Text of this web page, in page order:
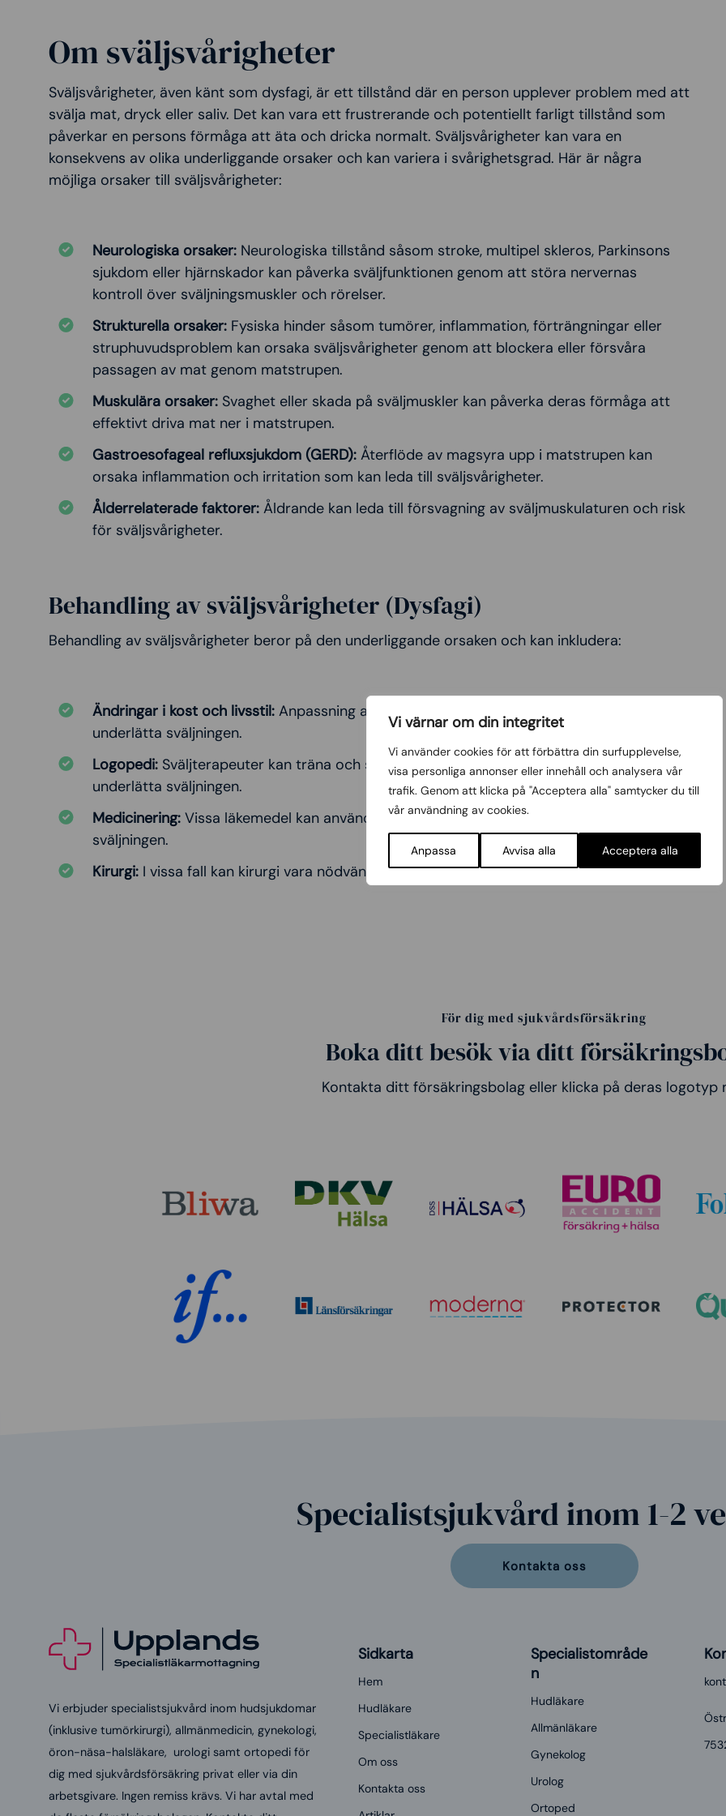
Vi värnar om din integritet
Vi använder cookies för att förbättra din surfupplevelse,
visa personliga annonser eller innehåll och analysera vår
trafik. Genom att klicka på "Acceptera alla" samtycker du till
vår användning av cookies.
Anpassa Avvisa alla Acceptera alla
Om sväljsvårigheter
Sväljsvårigheter, även känt som dysfagi, är ett tillstånd där en person upplever problem med att
svälja mat, dryck eller saliv. Det kan vara ett frustrerande och potentiellt farligt tillstånd som
påverkar en persons förmåga att äta och dricka normalt. Sväljsvårigheter kan vara en
konsekvens av olika underliggande orsaker och kan variera i svårighetsgrad. Här är några
möjliga orsaker till sväljsvårigheter:
Neurologiska orsaker: Neurologiska tillstånd såsom stroke, multipel skleros, Parkinsons
sjukdom eller hjärnskador kan påverka sväljfunktionen genom att störa nervernas
kontroll över sväljningsmuskler och rörelser.
Strukturella orsaker: Fysiska hinder såsom tumörer, inflammation, förträngningar eller
struphuvudsproblem kan orsaka sväljsvårigheter genom att blockera eller försvåra
passagen av mat genom matstrupen.
Muskulära orsaker: Svaghet eller skada på sväljmuskler kan påverka deras förmåga att
effektivt driva mat ner i matstrupen.
Gastroesofageal refluxsjukdom (GERD): Återflöde av magsyra upp i matstrupen kan
orsaka inflammation och irritation som kan leda till sväljsvårigheter.
Ålderrelaterade faktorer: Åldrande kan leda till försvagning av sväljmuskulaturen och risk
för sväljsvårigheter.
Behandling av sväljsvårigheter (Dysfagi)
Behandling av sväljsvårigheter beror på den underliggande orsaken och kan inkludera:
Ändringar i kost och livsstil: Anpassning av matkonsistens eller ätningsteknik kan
underlätta sväljningen.
Logopedi: Sväljterapeuter kan träna och stärka sväljmuskler samt föreslå tekniker för att
underlätta sväljningen.
Medicinering: Vissa läkemedel kan användas för att minska inflammation eller underlätta
sväljningen.
Kirurgi: I vissa fall kan kirurgi vara nödvändig för att korrigera strukturella problem.
För dig med sjukvårdsförsäkring
Boka ditt besök via ditt
Kontakta ditt försäkringsbolag eller klicka på deras logotyp
Specialistsjukvård inom 1-2
Kontakta oss
Vi erbjuder specialistsjukvård inom hudsjukdomar
(inklusive tumörkirurgi), allmänmedicin, gynekologi,
öron-näsa-halsläkare, urologi samt ortopedi för
dig med sjukvårdsförsäkring privat eller via din
arbetsgivare. Ingen remiss krävs. Vi har avtal med
Sidkarta
Hem
Hudläkare
Specialistläkare
Om oss
Kontakta oss
Specialistområde
n
Hudläkare
Allmänläkare
Gynekolog
Urolog
Ortoped